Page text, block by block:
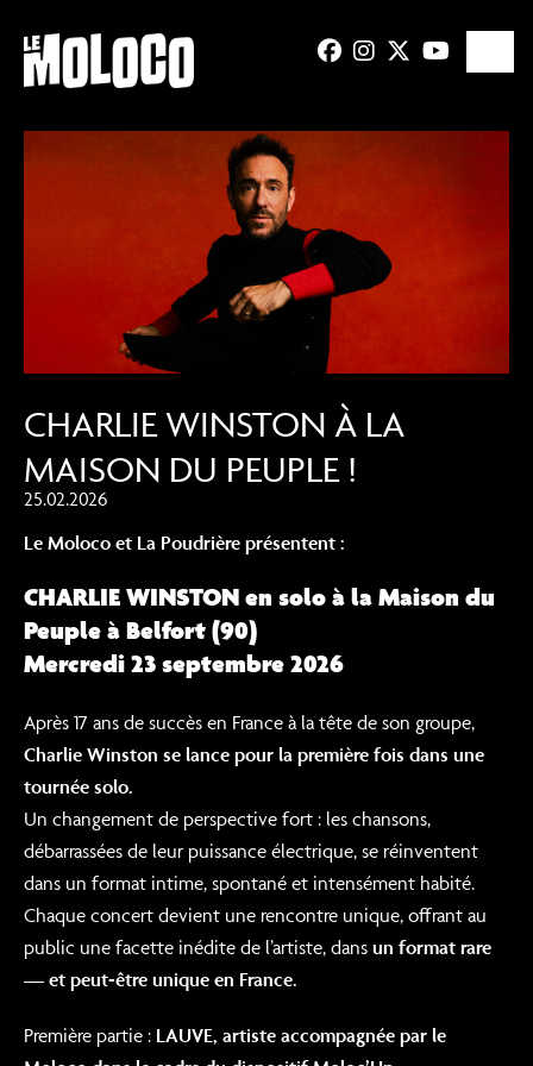
CHARLIE WINSTON À LA
MAISON DU PEUPLE !
25.02.2026
Le Moloco et La Poudrière présentent :
CHARLIE WINSTON en solo à la Maison du
Peuple à Belfort (90)
Mercredi 23 septembre 2026
Après 17 ans de succès en France à la tête de son groupe,
Charlie Winston se lance pour la première fois dans une
tournée solo.
Un changement de perspective fort : les chansons,
débarrassées de leur puissance électrique, se réinventent
dans un format intime, spontané et intensément habité.
Chaque concert devient une rencontre unique, offrant au
public une facette inédite de l’artiste, dans un format rare
— et peut-être unique en France.
Première partie : LAUVE, artiste accompagnée par le